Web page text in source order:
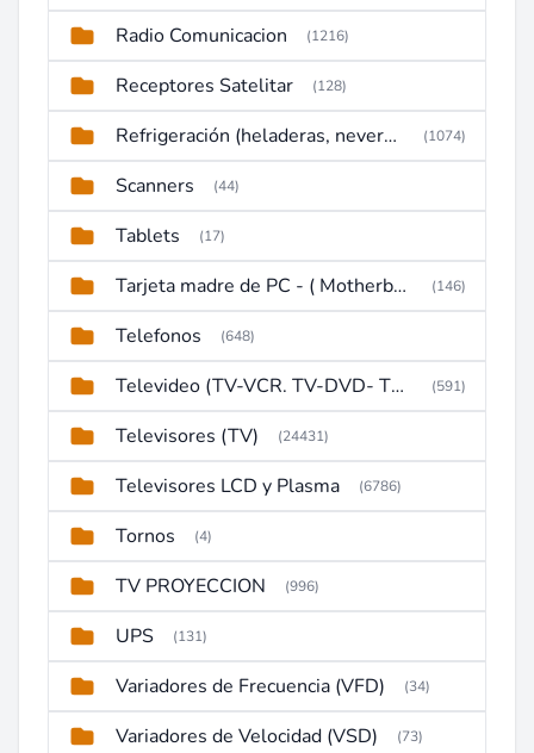
Radio Comunicacion (1216)
Receptores Satelitar (128)
Refrigeración (heladeras, neveras, congeladores) (1074)
Scanners (44)
Tablets (17)
Tarjeta madre de PC - ( Motherboard ) (146)
Telefonos (648)
Televideo (TV-VCR. TV-DVD- TV-DVD-VCR) (591)
Televisores (TV) (24431)
Televisores LCD y Plasma (6786)
Tornos (4)
TV PROYECCION (996)
UPS (131)
Variadores de Frecuencia (VFD) (34)
Variadores de Velocidad (VSD) (73)